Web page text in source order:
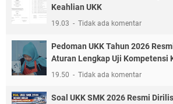
Keahlian UKK
19.03 Tidak ada komentar
Pedoman UKK Tahun 2026
Aturan Lengkap Uji Kompetensi
19.50 Tidak ada komentar
Soal UKK SMK 2026 Resmi Dirilis